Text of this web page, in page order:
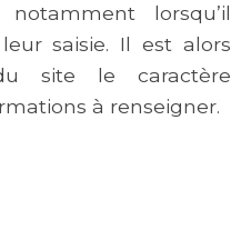
lorsqu’il
saisie. Il est alors
site le caractère
à renseigner.